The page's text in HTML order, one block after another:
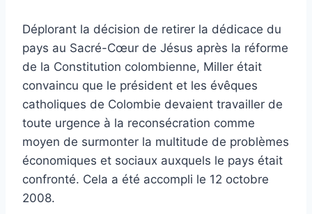
Déplorant la décision de retirer la dédicace du
pays au Sacré-Cœur de Jésus après la réforme
de la Constitution colombienne, Miller était
convaincu que le président et les évêques
catholiques de Colombie devaient travailler de
toute urgence à la reconsécration comme
moyen de surmonter la multitude de problèmes
économiques et sociaux auxquels le pays était
confronté. Cela a été accompli le 12 octobre
2008.